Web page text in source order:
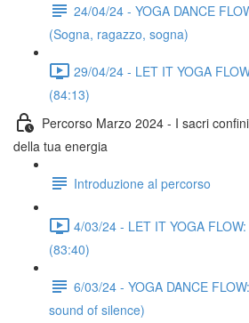
24/04/24 - YOGA DANCE
(Sogna, ragazzo, sogna)
29/04/24 - LET IT YOGA
(84:13)
Percorso Marzo 2024 - I sacri
della tua energia
Introduzione al percorso
4/03/24 - LET IT YOGA
(83:40)
6/03/24 - YOGA DANCE
sound of silence)